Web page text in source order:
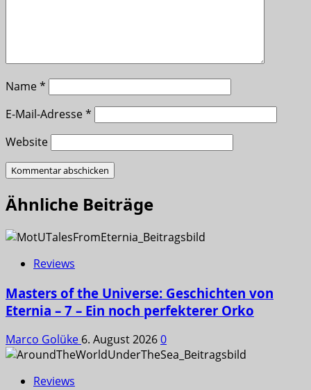
Name*
E-Mail-Adresse*
Website
Ähnliche Beiträge
Reviews
Masters of the Universe: Geschichten von
Eternia – 7 – Ein noch perfekterer Orko
Marco Golüke 6. August 20260
Reviews